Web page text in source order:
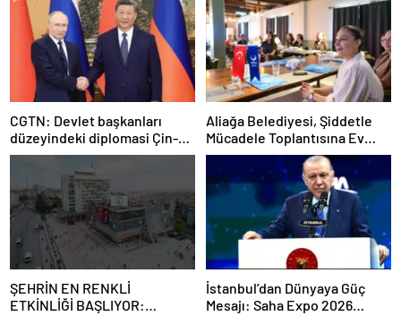
CGTN: Devlet başkanları
düzeyindeki diplomasi Çin-
Rusya arasındaki büyüyen
ortaklığı güçlendiriyor
Aliağa Belediyesi, Şiddetle
Mücadele Toplantısına Ev
Sahipliği Yaptı
ŞEHRİN EN RENKLİ
ETKİNLİĞİ BAŞLIYOR:
İstanbul’dan Dünyaya Güç
Mesajı: Saha Expo 2026